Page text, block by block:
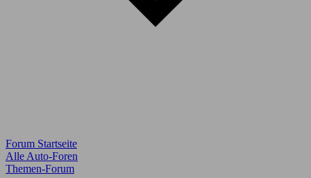
Forum Startseite
Alle Auto-Foren
Themen-Forum